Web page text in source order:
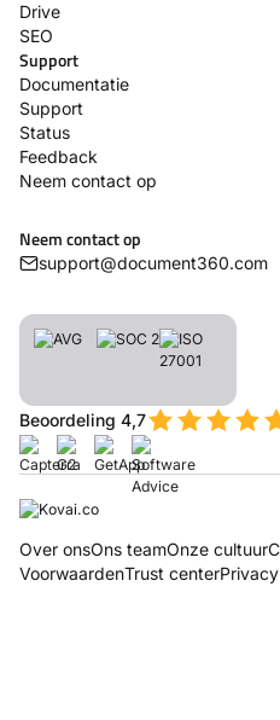
Drive
SEO
Support
Documentatie
Support
Status
Feedback
Neem contact op
Neem contact op
support@document360.com
Beoordeling 4,7
Over onsOns teamOnze cultuur
VoorwaardenTrust center